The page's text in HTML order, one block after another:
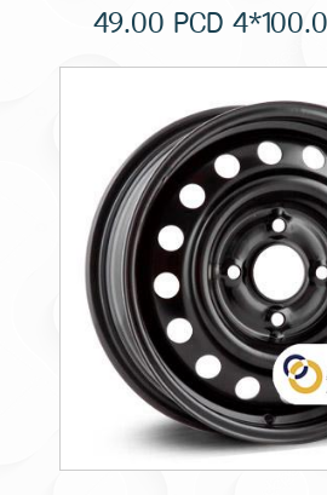
49.00 PCD